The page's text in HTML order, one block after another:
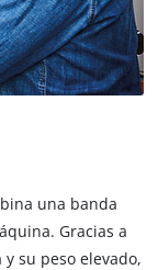
una banda
Gracias a
su peso elevado,